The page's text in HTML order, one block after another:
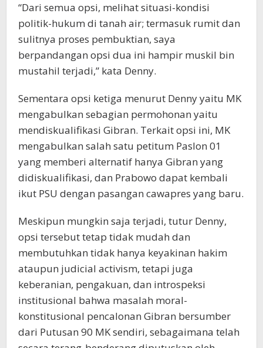
“Dari semua opsi, melihat situasi-kondisi
politik-hukum di tanah air; termasuk rumit dan
sulitnya proses pembuktian, saya
berpandangan opsi dua ini hampir muskil bin
mustahil terjadi,” kata Denny.
Sementara opsi ketiga menurut Denny yaitu MK
mengabulkan sebagian permohonan yaitu
mendiskualifikasi Gibran. Terkait opsi ini, MK
mengabulkan salah satu petitum Paslon 01
yang memberi alternatif hanya Gibran yang
didiskualifikasi, dan Prabowo dapat kembali
ikut PSU dengan pasangan cawapres yang baru.
Meskipun mungkin saja terjadi, tutur Denny,
opsi tersebut tetap tidak mudah dan
membutuhkan tidak hanya keyakinan hakim
ataupun judicial activism, tetapi juga
keberanian, pengakuan, dan introspeksi
institusional bahwa masalah moral-
konstitusional pencalonan Gibran bersumber
dari Putusan 90 MK sendiri, sebagaimana telah